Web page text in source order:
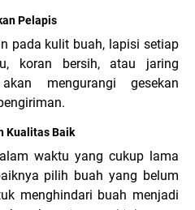
Pelapis
pada kulit buah, lapisi setiap
koran bersih, atau jaring
mengurangi gesekan
Kualitas Baik
waktu yang cukup lama
pilih buah yang belum
menghindari buah menjadi